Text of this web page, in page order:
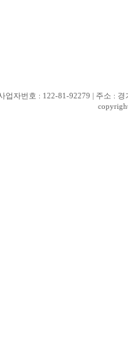
업자번호 : 122-81-92279 | 주소 :